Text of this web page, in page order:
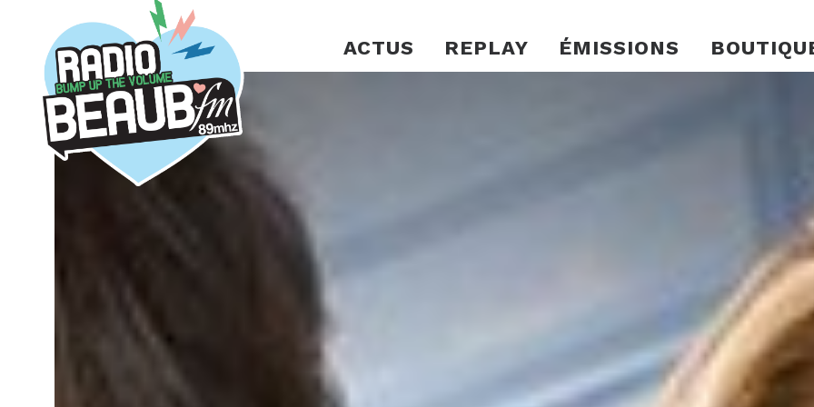
Panneau de gestion des cookies
ACTUS REPLAY ÉMISSIONS